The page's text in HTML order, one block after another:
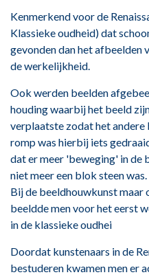
Kenmerkend voor de
Klassieke oudheid) dat
gevondendan het afbeelden
de werkelijkheid.
Ook werden beelden
houding waarbij het beeld
verplaatste zodat het andere
romp was hierbij iets
dat er meer 'beweging' in de
niet meer een blok steen was.
Bij de beeldhouwkunst
beeldde men voor het eerst
in de klassieke oudhei
Doordat kunstenaars in de
bestuderen kwamen men er